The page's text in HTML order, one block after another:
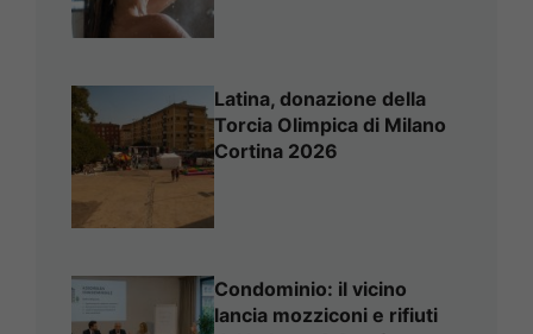
Latina, donazione della
Torcia Olimpica di Milano
Cortina 2026
Condominio: il vicino
lancia mozziconi e rifiuti